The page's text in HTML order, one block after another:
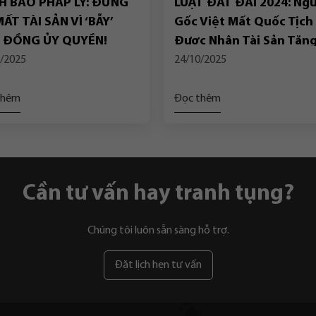
BÁO PHÁP LÝ: ĐỪNG
TÀI SẢN VÌ ‘BẪY’
ĐỒNG ỦY QUYỀN!
2025
LUẬT ĐẤT ĐAI 2024:
Gốc Việt Mất Quốc Tịch
Được Nhận Tài Sản Tặng
Cho Tại Việt Nam?
24/10/2025
Đọc thêm
Cần tư vấn hay tranh tụng?
Chúng tôi luôn sẵn sàng hỗ trợ.
Đặt lịch hẹn tư vấn